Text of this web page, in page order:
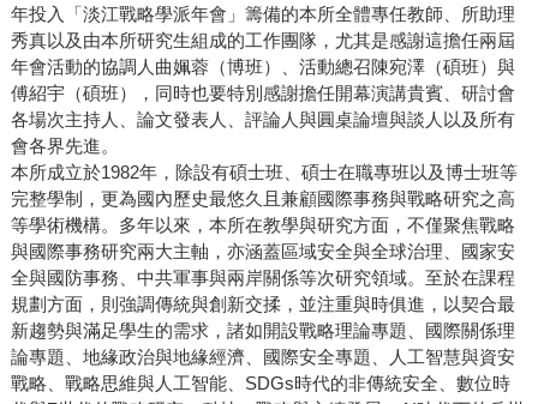
年投入「淡江戰略學派年會」籌備的本所全體專任教師、所助理
秀真以及由本所研究生組成的工作團隊，尤其是感謝這擔任兩屆
年會活動的協調人曲姵蓉（博班）、活動總召陳宛澤（碩班）與
傅紹宇（碩班），同時也要特別感謝擔任開幕演講貴賓、研討會
各場次主持人、論文發表人、評論人與圓桌論壇與談人以及所有
會各界先進。
本所成立於1982年，除設有碩士班、碩士在職專班以及博士班等
完整學制，更為國內歷史最悠久且兼顧國際事務與戰略研究之高
等學術機構。多年以來，本所在教學與研究方面，不僅聚焦戰略
與國際事務研究兩大主軸，亦涵蓋區域安全與全球治理、國家安
全與國防事務、中共軍事與兩岸關係等次研究領域。至於在課程
規劃方面，則強調傳統與創新交揉，並注重與時俱進，以契合最
新趨勢與滿足學生的需求，諸如開設戰略理論專題、國際關係理
論專題、地緣政治與地緣經濟、國際安全專題、人工智慧與資安
戰略、戰略思維與人工智能、SDGs時代的非傳統安全、數位時